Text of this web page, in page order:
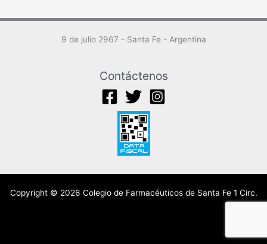
9 de julio 2967 - Santa Fe - Argentina
Contáctenos
Copyright © 2026 Colegio de Farmacéuticos de Santa Fe 1 Circ.